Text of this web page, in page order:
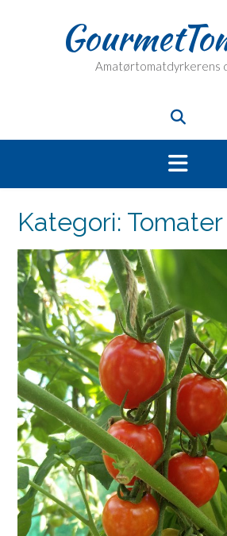
Amatørtomatdyrkerens
Kategori: Tomater